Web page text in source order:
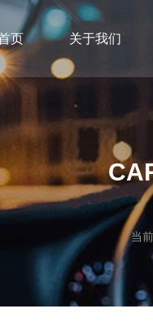
页 关于我们
当